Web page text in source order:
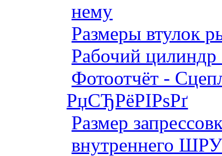
нему
Размеры втулок
Рабочий цилиндр
Фотоотчёт -
РџСЂРёРІРѕРґ
Размер
внутреннего